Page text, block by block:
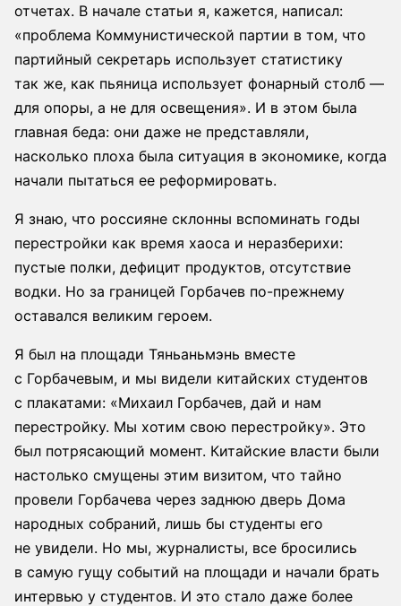
отчетах. В начале статьи я, кажется, написал:
«проблема Коммунистической партии в том, что
партийный секретарь использует статистику
так же, как пьяница использует фонарный столб —
для опоры, а не для освещения». И в этом была
главная беда: они даже не представляли,
насколько плоха была ситуация в экономике, когда
начали пытаться ее реформировать.
Я знаю, что россияне склонны вспоминать годы
перестройки как время хаоса и неразберихи:
пустые полки, дефицит продуктов, отсутствие
водки. Но за границей Горбачев по-прежнему
оставался великим героем.
Я был на площади Тяньаньмэнь вместе
с Горбачевым, и мы видели китайских студентов
с плакатами: «Михаил Горбачев, дай и нам
перестройку. Мы хотим свою перестройку». Это
был потрясающий момент. Китайские власти были
настолько смущены этим визитом, что тайно
провели Горбачева через заднюю дверь Дома
народных собраний, лишь бы студенты его
не увидели. Но мы, журналисты, все бросились
в самую гущу событий на площади и начали брать
интервью у студентов. И это стало даже более